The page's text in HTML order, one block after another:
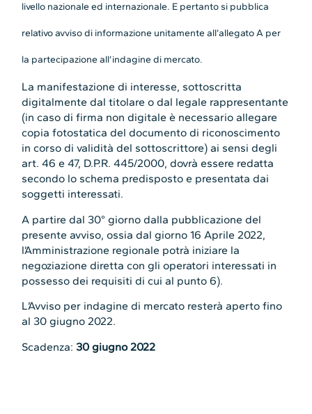
livello nazionale ed internazionale. E pertanto si pubblica
relativo avviso di informazione unitamente all’allegato A per
la partecipazione all’indagine di mercato.
La manifestazione di interesse, sottoscritta
digitalmente dal titolare o dal legale rappresentante
(in caso di firma non digitale è necessario allegare
copia fotostatica del documento di riconoscimento
in corso di validità del sottoscrittore) ai sensi degli
art. 46 e 47, D.P.R. 445/2000, dovrà essere redatta
secondo lo schema predisposto e presentata dai
soggetti interessati.
A partire dal 30° giorno dalla pubblicazione del
presente avviso, ossia dal giorno 16 Aprile 2022,
l’Amministrazione regionale potrà iniziare la
negoziazione diretta con gli operatori interessati in
possesso dei requisiti di cui al punto 6).
L’Avviso per indagine di mercato resterà aperto fino
al 30 giugno 2022.
Scadenza: 30 giugno 2022